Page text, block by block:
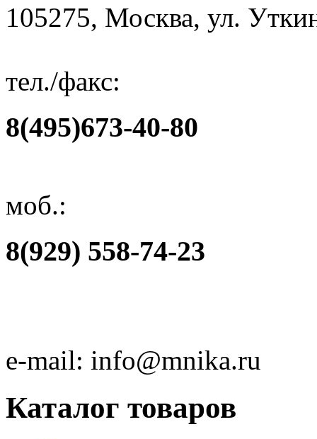
105275, Москва, ул.
тел./факс:
8(495)673-40-80
моб.:
8(929) 558-74-23
e-mail: info@mnika.ru
Каталог товаров